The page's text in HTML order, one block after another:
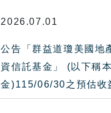
2026.07.01
公告「群益道瓊美國地
資信託基金」 (以下稱
金)115/06/30之預估收